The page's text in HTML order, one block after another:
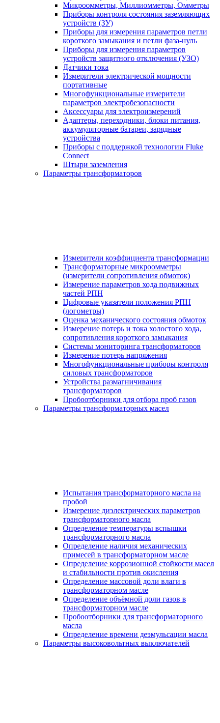
Микроомметры, Миллиомметры, Омметры
Приборы контроля состояния заземляющих
устройств (ЗУ)
Приборы для измерения параметров петли
короткого замыкания и петли фаза-нуль
Приборы для измерения параметров
устройств защитного отключения (УЗО)
Датчики тока
Измерители электрической мощности
портативные
Многофункциональные измерители
параметров электробезопасности
Аксессуары для электроизмерений
Адаптеры, переходники, блоки питания,
аккумуляторные батареи, зарядные
устройства
Приборы с поддержкой технологии Fluke
Connect
Штыри заземления
Параметры трансформаторов
Измерители коэффициента трансформации
Трансформаторные микроомметры
(измерители сопротивления обмоток)
Измерение параметров хода подвижных
частей РПН
Цифровые указатели положения РПН
(логометры)
Оценка механического состояния обмоток
Измерение потерь и тока холостого хода,
сопротивления короткого замыкания
Системы мониторинга трансформаторов
Измерение потерь напряжения
Многофункциональные приборы контроля
силовых трансформаторов
Устройства размагничивания
трансформаторов
Пробоотборники для отбора проб газов
Параметры трансформаторных масел
Испытания трансформаторного масла на
пробой
Измерение диэлектрических параметров
трансформаторного масла
Определение температуры вспышки
трансформаторного масла
Определение наличия механических
примесей в трансформаторном масле
Определение коррозионной стойкости масел
и стабильности против окисления
Определение массовой доли влаги в
трансформаторном масле
Определение объёмной доли газов в
трансформаторном масле
Пробоотборники для трансформаторного
масла
Определение времени деэмульсации масла
Параметры высоковольтных выключателей